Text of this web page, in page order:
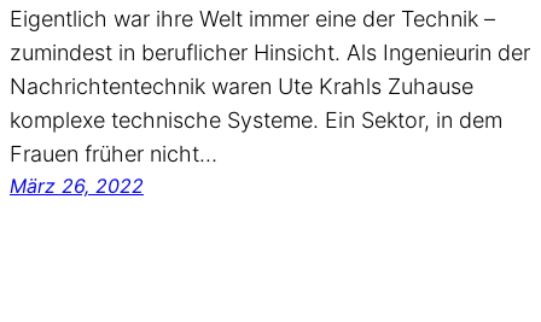
Eigentlich war ihre Welt immer eine der Technik –
zumindest in beruflicher Hinsicht. Als Ingenieurin der
Nachrichtentechnik waren Ute Krahls Zuhause
komplexe technische Systeme. Ein Sektor, in dem
Frauen früher nicht…
März 26, 2022